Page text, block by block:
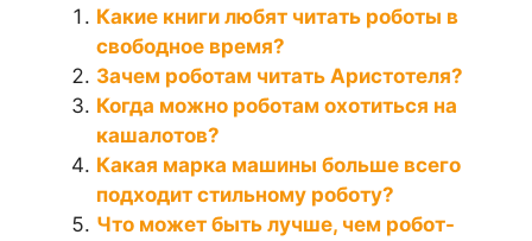
Какие книги любят читать роботы в
свободное время?
Зачем роботам читать Аристотеля?
Когда можно роботам охотиться на
кашалотов?
Какая марка машины больше всего
подходит стильному роботу?
Что может быть лучше, чем робот-